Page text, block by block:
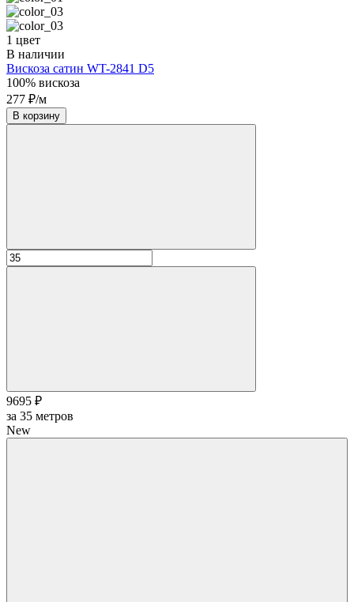
1 цвет
В наличии
Вискоза сатин WT-2841 D5
100% вискоза
277 ₽/м
В корзину
9695 ₽
за 35 метров
New